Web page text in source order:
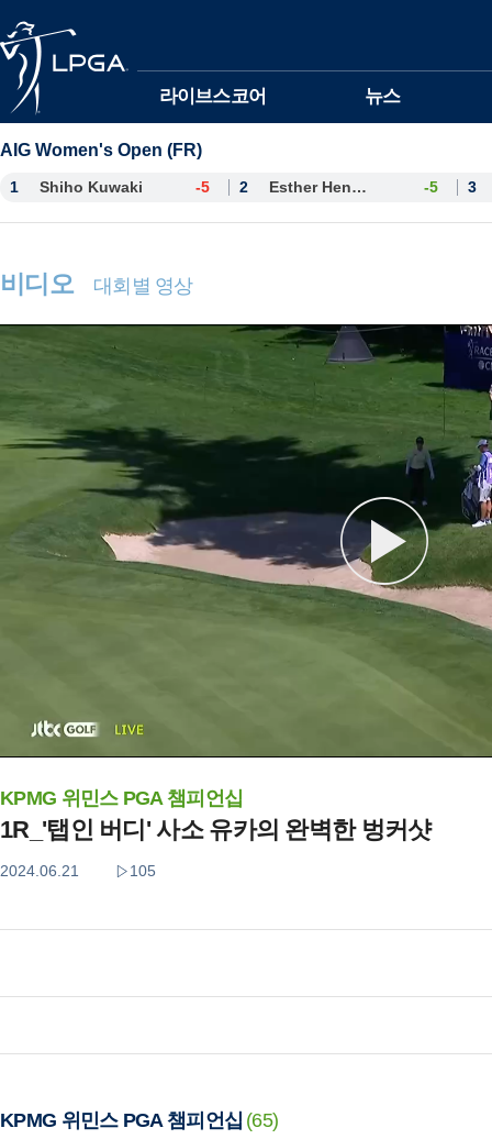
라이브스코어 뉴스
AIG Women's Open (FR)
1 Shiho Kuwaki -5 2 Esther Henseleit -5 3
비디오 대회별 영상
KPMG 위민스 PGA 챔피언십
1R_'탭인 버디' 사소 유카의 완벽한 벙커샷
2024.06.21 105
KPMG 위민스 PGA 챔피언십 (65)